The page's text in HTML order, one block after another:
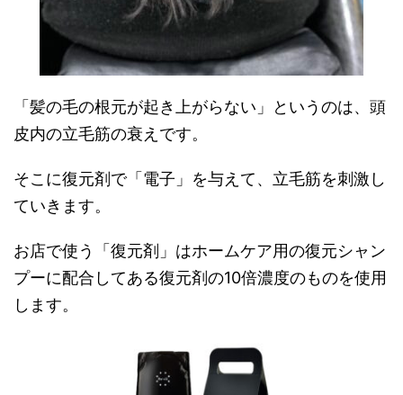
「髪の毛の根元が起き上がらない」というのは、頭
皮内の立毛筋の衰えです。
そこに復元剤で「電子」を与えて、立毛筋を刺激し
ていきます。
お店で使う「復元剤」はホームケア用の復元シャン
プーに配合してある復元剤の10倍濃度のものを使用
します。